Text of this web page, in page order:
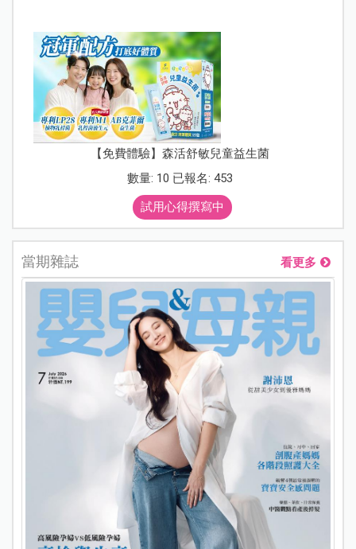
【免費體驗】森活舒敏兒童益生菌
數量: 10 已報名: 453
試用心得撰寫中
當期雜誌 看更多